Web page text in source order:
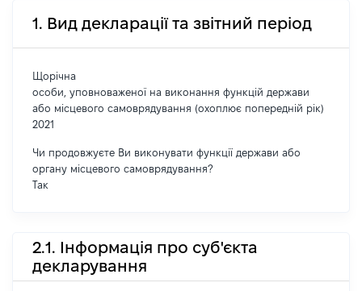
1. Вид декларації та звітний період
Щорічна
особи, уповноваженої на виконання функцій держави
або місцевого самоврядування (охоплює попередній рік)
2021
Чи продовжуєте Ви виконувати функції держави або
органу місцевого самоврядування?
Так
2.1. Інформація про суб'єкта
декларування